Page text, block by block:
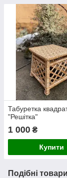
Табуретка
"Решітка"
1 000 ₴
Купити
Подібні